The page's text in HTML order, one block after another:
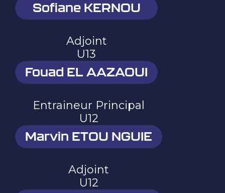
Sofiane KERNOU
Adjoint
U13
Fouad EL AAZAOUI
Entraineur Principal
U12
Marvin ETOU NGUIE
Adjoint
U12